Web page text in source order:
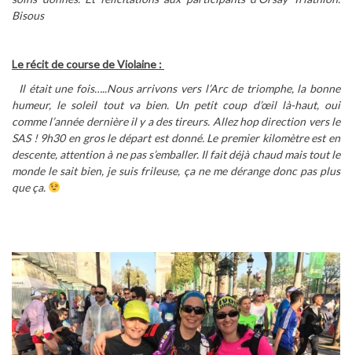
Bisous
Le récit de course de Violaine :
Il était une fois…..Nous arrivons vers l’Arc de triomphe, la bonne
humeur, le soleil tout va bien. Un petit coup d’œil là-haut, oui
comme l’année dernière il y a des tireurs. Allez hop direction vers le
SAS ! 9h30 en gros le départ est donné. Le premier kilomètre est en
descente, attention à ne pas s’emballer. Il fait déjà chaud mais tout le
monde le sait bien, je suis frileuse, ça ne me dérange donc pas plus
que ça.